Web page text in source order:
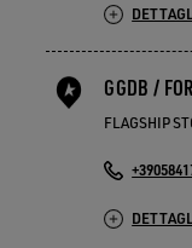
GGDB /
FLAGSHIP